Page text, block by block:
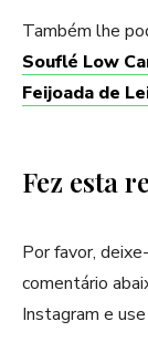
Também lhe
Souflé Low
Feijoada de
Fez esta
Por favor,
comentário
Instagram e